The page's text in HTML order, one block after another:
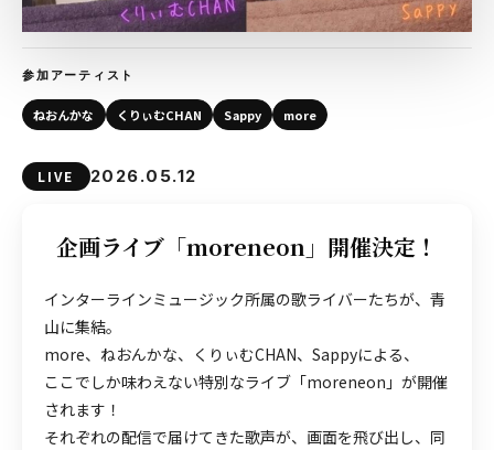
参加アーティスト
ねおんかな くりぃむCHAN Sappy more
LIVE 2026.05.12
企画ライブ「moreneon」開催決定！
インターラインミュージック所属の歌ライバーたちが、青
山に集結。
more、ねおんかな、くりぃむCHAN、Sappyによる、
ここでしか味わえない特別なライブ「moreneon」が開催
されます！
それぞれの配信で届けてきた歌声が、画面を飛び出し、同